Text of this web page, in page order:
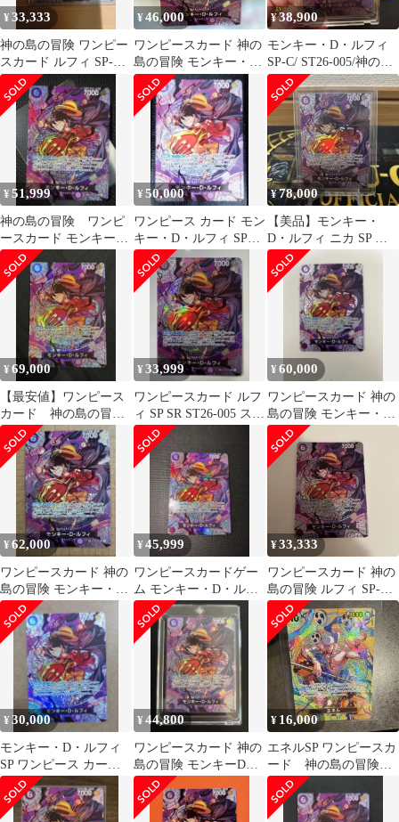
¥33,333
神の島の冒険 ワンピー
スカード ルフィ SP-SR
ST26-005
¥46,000
ワンピースカード 神の
島の冒険 モンキー・
D・ルフィ SP ST26-005
¥38,900
モンキー・D・ルフィ
SP-C/ ST26-005/神の島
の冒険
¥51,999
神の島の冒険 ワンピ
ースカード モンキー・
D・ルフィ sp ST26-005
¥50,000
ワンピース カード モン
キー・D・ルフィ SP
ST26-005 神の島の冒険
¥78,000
【美品】モンキー・
D・ルフィ ニカ SP 神
の島の冒険 ST26-005
¥69,000
【最安値】ワンピース
カード 神の島の冒
険 ルフィ SP ST26-
005 美品
¥33,999
ワンピースカード ルフ
ィ SP SR ST26-005 スペ
シャルカード 神の島
¥60,000
ワンピースカード 神の
島の冒険 モンキー・
D・ルフィ SP ST26-005
¥62,000
ワンピースカード 神の
島の冒険 モンキー・
D・ルフィ SP ST26-005
¥45,999
ワンピースカードゲー
ム モンキー・D・ルフ
ィ st26-005
¥33,333
ワンピースカード 神の
島の冒険 ルフィ SP-SR
ST26-005
¥30,000
モンキー・D・ルフィ
SP ワンピース カード
ST26-005 神の島の冒険
¥44,800
ワンピースカード 神の
島の冒険 モンキーDル
フィ SP ST26-005
¥ 16,000
エネルSP ワンピースカ
ード 神の島の冒険
モンキー・D・ルフ
ィ シークレット